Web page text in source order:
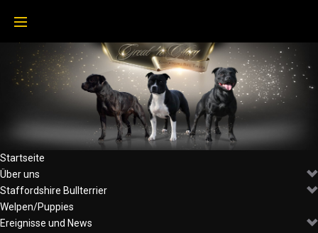
content
Startseite
Über uns
Staffordshire Bullterrier
Welpen/Puppies
Ereignisse und News